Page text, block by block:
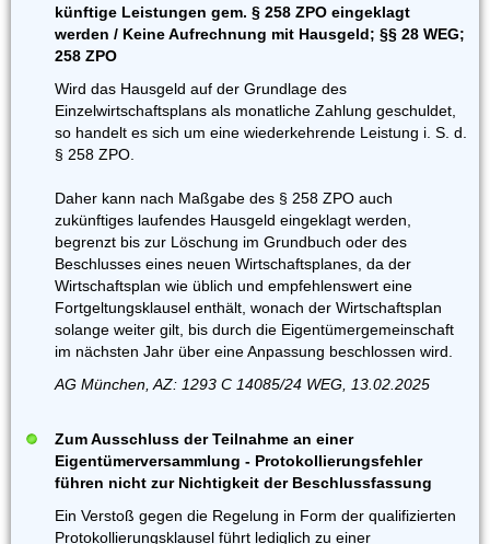
künftige Leistungen gem. § 258 ZPO eingeklagt
werden / Keine Aufrechnung mit Hausgeld; §§ 28 WEG;
258 ZPO
Wird das Hausgeld auf der Grundlage des
Einzelwirtschaftsplans als monatliche Zahlung geschuldet,
so handelt es sich um eine wiederkehrende Leistung i. S. d.
§ 258 ZPO.
Daher kann nach Maßgabe des § 258 ZPO auch
zukünftiges laufendes Hausgeld eingeklagt werden,
begrenzt bis zur Löschung im Grundbuch oder des
Beschlusses eines neuen Wirtschaftsplanes, da der
Wirtschaftsplan wie üblich und empfehlenswert eine
Fortgeltungsklausel enthält, wonach der Wirtschaftsplan
solange weiter gilt, bis durch die Eigentümergemeinschaft
im nächsten Jahr über eine Anpassung beschlossen wird.
AG München, AZ: 1293 C 14085/24 WEG, 13.02.2025
Zum Ausschluss der Teilnahme an einer
Eigentümerversammlung - Protokollierungsfehler
führen nicht zur Nichtigkeit der Beschlussfassung
Ein Verstoß gegen die Regelung in Form der qualifizierten
Protokollierungsklausel führt lediglich zu einer